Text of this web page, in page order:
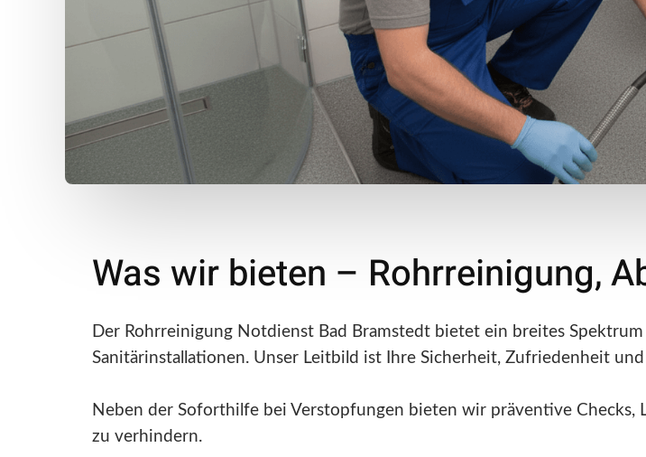
Was wir bieten – Rohrreinigung,
Der Rohrreinigung Notdienst Bad Bramstedt bietet ein breites
Sanitärinstallationen. Unser Leitbild ist Ihre Sicherheit, Zufriedenheit
Neben der Soforthilfe bei Verstopfungen bieten wir präventive Checks,
zu verhindern.